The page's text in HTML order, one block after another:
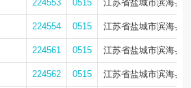
224553 0515 江苏省盐城市滨海县
224554 0515 江苏省盐城市滨海县
224561 0515 江苏省盐城市滨海县
224562 0515 江苏省盐城市滨海县